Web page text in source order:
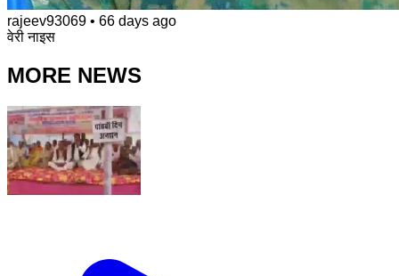
rajeev93069 • 66 days ago
वेरी नाइस
MORE NEWS